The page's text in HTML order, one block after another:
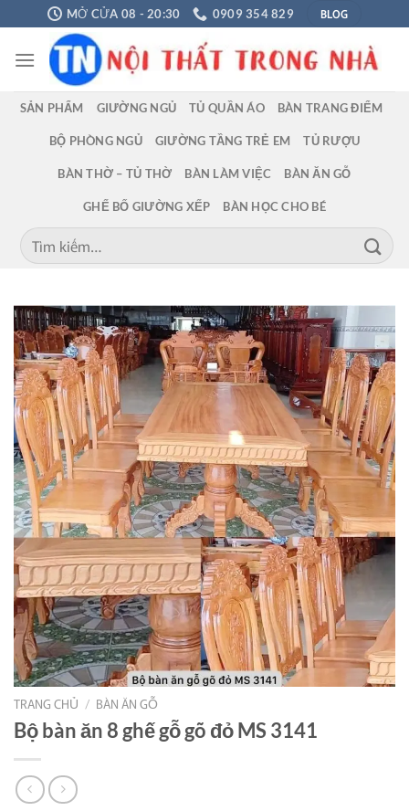
Chuyển
đến
nội
MỞ CỬA 08 - 20:30 0909 354 829 BLOG
SẢN PHẨM GIƯỜNG NGỦ TỦ QUẦN ÁO BÀN TRANG ĐIỂM
BỘ PHÒNG NGỦ GIƯỜNG TẦNG TRẺ EM TỦ RƯỢU
BÀN THỜ – TỦ THỜ BÀN LÀM VIỆC BÀN ĂN GỖ
GHẾ BỐ GIƯỜNG XẾP BÀN HỌC CHO BÉ
Tìm
kiếm:
TRANG CHỦ / BÀN ĂN GỖ
Bộ bàn ăn 8 ghế gỗ gõ đỏ MS 3141